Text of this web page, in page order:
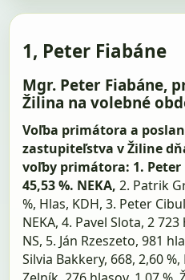
1, Peter Fiabáne
Mgr. Peter Fiabáne,
Žilina na volebné
Voľba primátora a
zastupiteľstva v Žiline
voľby primátora: 1. Peter
45,53 %. NEKA, 2. Patrik
%, Hlas, KDH, 3. Peter
NEKA, 4. Pavel Slota, 2
NS, 5. Ján Rzeszeto, 981
Silvia Bakkery, 668, 2,60 %,